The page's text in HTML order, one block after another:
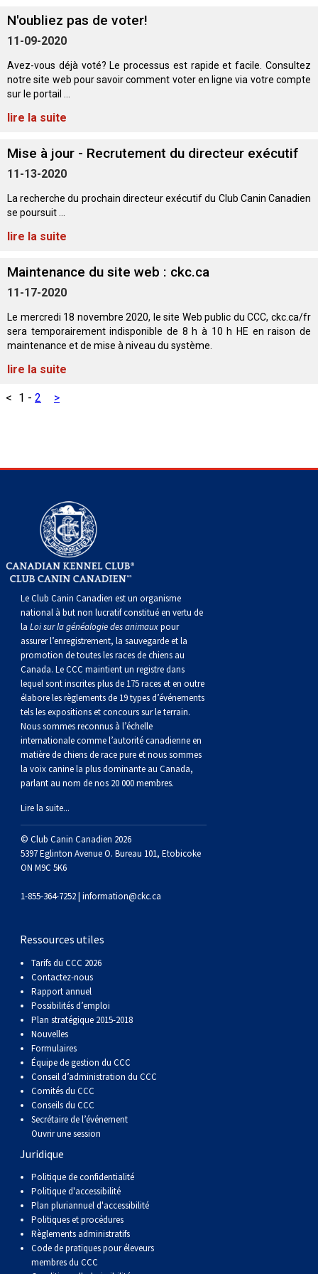
Berger polonais de plaine
Berger portugais
Schapendoes néerlandais
Berger Shetland
Vallhund suédois
Corgi gallois (Cardigan)
Corgi gallois (Pembroke)
Pumi
Lévrier irlandais
Norrbottenspets
Lundehund norvégien
Otterhound
Pharaoh Hound
Rhodesian ridgeback
Lévrier persan
Shikoku
Xoloitzcuintli (moyen)
Xoloïtzcuintli (standard)
Épagneul cocker américain
Épagneul d’eau américain
Épagneul breton
Épagneul Clumber
Épagneul springer anglais
Épagneul des champs
Épagneul français
Épagneul d’eau irlandais
Spinone italiano
Vizsla à poil lisse
Vizsla à poil dur
Braque de Weimar
Terrier du révérend Russell
Terrier chasseur de rat
Schnauzer (nain)
Terrier écossais
Terrier Skye
Terrier wheaten à poil doux
Bull terrier du Staffordshire
Terrier gallois
Carlin
Petit chien russe
Fox terrier miniature
Terrier de Manchester nain
Terrier du Yorkshire
Chien du Groenland
Hovawart
Komondor
Kuvasz
Mastiff
Mâtin napolitain
Terre-Neuve
Chien d’eau portugais
Schnauzer (géant)
Schnauzer (standard)
Husky sibérien
Saint Bernard
Dogue du Tibet
Laika de lakoutie
N'oubliez pas de voter!
11-09-2020
Avez-vous déjà voté? Le processus est rapide et facile. Consultez
notre site web pour savoir comment voter en ligne via votre compte
sur le portail ...
lire la suite
Mise à jour - Recrutement du directeur exécutif
11-13-2020
La recherche du prochain directeur exécutif du Club Canin Canadien
se poursuit ...
lire la suite
Maintenance du site web : ckc.ca
11-17-2020
Le mercredi 18 novembre 2020, le site Web public du CCC, ckc.ca/fr
sera temporairement indisponible de 8 h à 10 h HE en raison de
maintenance et de mise à niveau du système.
lire la suite
< 1 - 2 >
Le Club Canin Canadien est un organisme
national à but non lucratif constitué en vertu de
la Loi sur la généalogie des animauxpour
assurer l’enregistrement, la sauvegarde et la
promotion de toutes les races de chiens au
Canada. Le CCC maintient un registre dans
lequel sont inscrites plus de 175 races et en outre
élabore les règlements de 19 types d’événements
tels les expositions et concours sur le terrain.
Nous sommes reconnus à l’échelle
internationale comme l’autorité canadienne en
matière de chiens de race pure et nous sommes
la voix canine la plus dominante au Canada,
parlant au nom de nos 20 000 membres.
Lire la suite...
© Club Canin Canadien 2026
5397 Eglinton Avenue O. Bureau 101, Etobicoke
ON M9C 5K6
1-855-364-7252 | information@ckc.ca
Ressources utiles
Tarifs du CCC 2026
Contactez-nous
Rapport annuel
Possibilités d’emploi
Plan stratégique 2015-2018
Nouvelles
Formulaires
Équipe de gestion du CCC
Conseil d’administration du CCC
Comités du CCC
Conseils du CCC
Secrétaire de l’événement
Ouvrir une session
Juridique
Politique de confidentialité
Politique d'accessibilité
Plan pluriannuel d'accessibilité
Politiques et procédures
Règlements administratifs
Code de pratiques pour éleveurs
membres du CCC